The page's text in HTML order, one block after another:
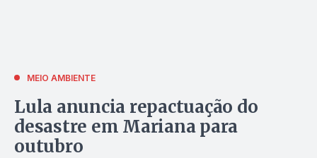
MEIO AMBIENTE
Lula anuncia repactuação do
desastre em Mariana para
outubro